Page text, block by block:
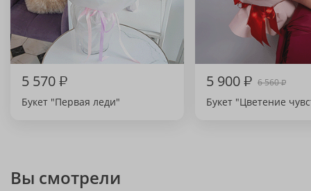
5 570₽
Букет "Первая леди"
5 900₽ 6 560₽
Букет "Цветение
Вы смотрели